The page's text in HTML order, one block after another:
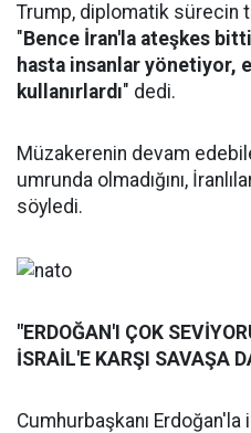
Trump, diplomatik sürecin
" Bence İran'la ateşkes
hasta insanlar yönetiyor,
kullanırlardı" dedi.
Müzakerenin devam
umrunda olmadığını,
söyledi.
"ERDOĞAN'I ÇOK
İSRAİL'E KARŞI SAVAŞA
Cumhurbaşkanı